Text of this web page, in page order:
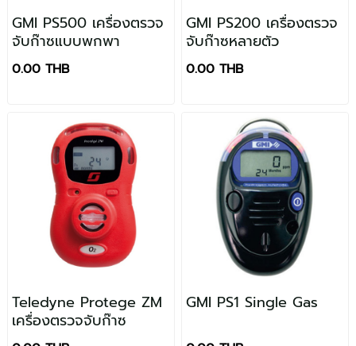
GMI PS500 เครื่องตรวจ
จับก๊าซแบบพกพา
0.00 THB
GMI PS200 เครื่องตรวจ
จับก๊าซหลายตัว
0.00 THB
Teledyne Protege ZM
เครื่องตรวจจับก๊าซ
GMI PS1 Single Gas